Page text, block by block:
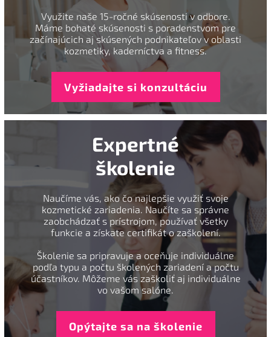
Využite naše 15-ročné skúsenosti v odbore.
Máme bohaté skúsenosti s poradenstvom pre
začínajúcich aj skúsených podnikateľov v oblasti
kozmetiky, kaderníctva a fitness.
Vyžiadajte si konzultáciu
Expertné
školenie
Naučíme vás, ako čo najlepšie využiť svoje
kozmetické zariadenia. Naučíte sa správne
zaobchádzať s prístrojom, používať všetky
funkcie a získate certifikát o zaškolení.
Školenie sa pripravuje a oceňuje individuálne
podľa typu a počtu školených zariadení a počtu
účastníkov. Môžeme vás zaškoliť aj individuálne
vo vašom salóne.
Opýtajte sa na školenie